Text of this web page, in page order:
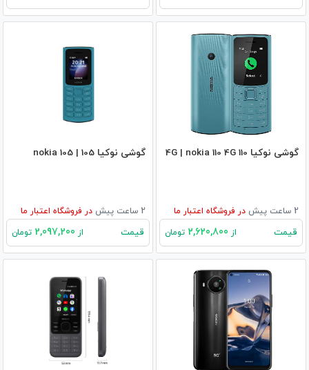
گوشی نوکیا 110 4G | nokia 110 4G
2 ساعت پیش در فروشگاه اعتبار ما
قیمت از تومان
گوشی نوکیا 105 | nokia 105
2 ساعت پیش در فروشگاه اعتبار ما
قیمت از تومان